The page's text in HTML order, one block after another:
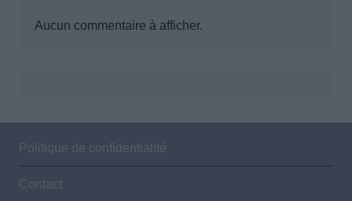
Aucun commentaire à afficher.
Politique de confidentialité
Contact